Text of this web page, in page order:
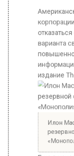
информацию
издание
Илон Маск
Еще в
говорил о